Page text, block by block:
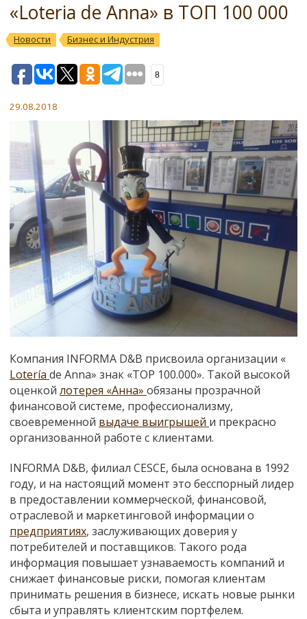
«Loteria de Anna» в ТОП 100 000
Новости Бизнес и Индустрия
8
29.08.2018
Компания INFORMA D&B присвоила организации «
Lotería de Anna» знак «TOP 100.000». Такой высокой
оценкой лотерея «Анна» обязаны прозрачной
финансовой системе, профессионализму,
своевременной выдаче выигрышей и прекрасно
организованной работе с клиентами.
INFORMA D&B, филиал CESCE, была основана в 1992
году, и на настоящий момент это бесспорный лидер
в предоставлении коммерческой, финансовой,
отраслевой и маркетинговой информации о
предприятиях, заслуживающих доверия у
потребителей и поставщиков. Такого рода
информация повышает узнаваемость компаний и
снижает финансовые риски, помогая клиентам
принимать решения в бизнесе, искать новые рынки
сбыта и управлять клиентским портфелем.